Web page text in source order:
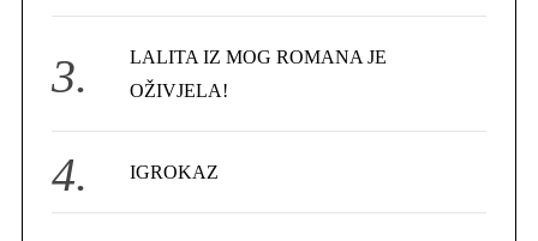
LALITA IZ MOG ROMANA JE
OŽIVJELA!
IGROKAZ